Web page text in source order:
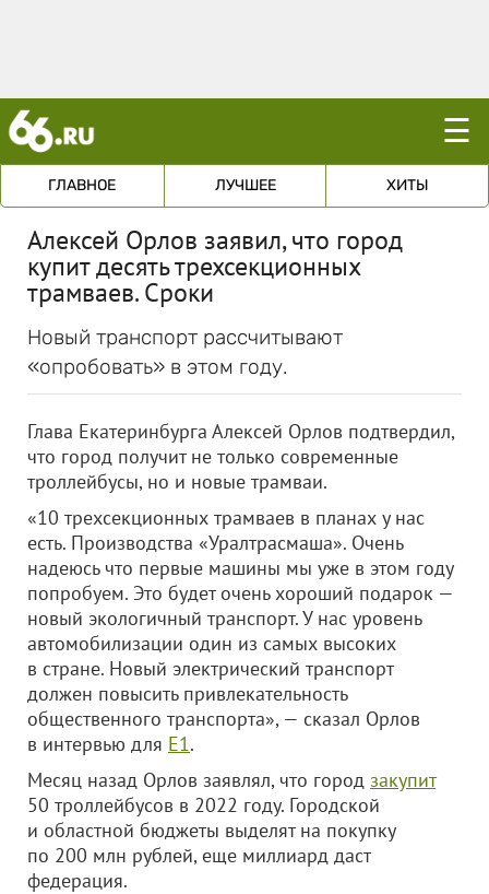
☰
ГЛАВНОЕ ЛУЧШЕЕ ХИТЫ
Алексей Орлов заявил, что город
купит десять трехсекционных
трамваев. Сроки
Новый транспорт рассчитывают
«опробовать» в этом году.
Глава Екатеринбурга Алексей Орлов подтвердил,
что город получит не только современные
троллейбусы, но и новые трамваи.
«10 трехсекционных трамваев в планах у нас
есть. Производства «Уралтрасмаша». Очень
надеюсь что первые машины мы уже в этом году
попробуем. Это будет очень хороший подарок —
новый экологичный транспорт. У нас уровень
автомобилизации один из самых высоких
в стране. Новый электрический транспорт
должен повысить привлекательность
общественного транспорта», — сказал Орлов
в интервью для E1.
Месяц назад Орлов заявлял, что город закупит
50 троллейбусов в 2022 году. Городской
и областной бюджеты выделят на покупку
по 200 млн рублей, еще миллиард даст
федерация.